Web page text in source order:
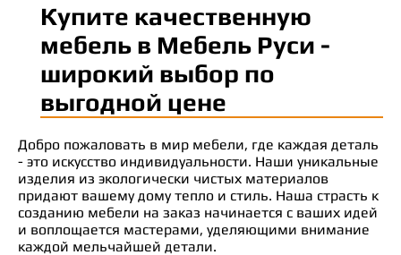
Купите качественную
мебель в Мебель Руси -
широкий выбор по
выгодной цене
Добро пожаловать в мир мебели, где каждая деталь
- это искусство индивидуальности. Наши уникальные
изделия из экологически чистых материалов
придают вашему дому тепло и стиль. Наша страсть к
созданию мебели на заказ начинается с ваших идей
и воплощается мастерами, уделяющими внимание
каждой мельчайшей детали.